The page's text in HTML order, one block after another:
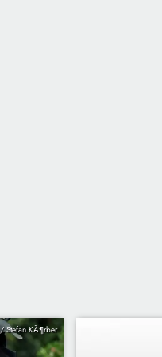
Stefan KÃ¶rber